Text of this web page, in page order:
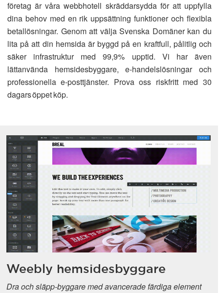
företag är våra webbhotell skräddarsydda för att uppfylla
dina behov med en rik uppsättning funktioner och flexibla
betallösningar. Genom att välja Svenska Domäner kan du
lita på att din hemsida är byggd på en kraftfull, pålitlig och
säker infrastruktur med 99,9% upptid. Vi har även
lättanvända hemsidesbyggare, e-handelslösningar och
professionella e-posttjänster. Prova oss riskfritt med 30
dagars öppet köp.
Weebly hemsidesbyggare
Dra och släpp-byggare med avancerade färdiga element